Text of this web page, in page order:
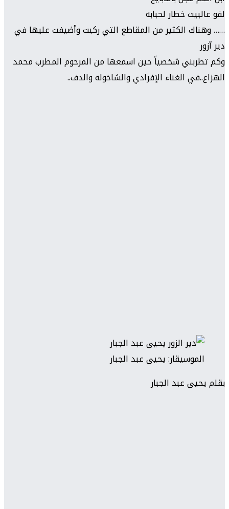
لفو عالبيت خطار لحبابه
…… وهناك الكثير من المقاطع التي ركبت وأضيفت عليها في
دير آزور
وكم تطربني شخصياً حين اسمعها من المرحوم المطرب محمد
الهزاع..في الغناء الإفرادي والشاخوله والدف..
الموسيقار: يحيى عبد الجبار
بقلم يحيى عبد الجبار